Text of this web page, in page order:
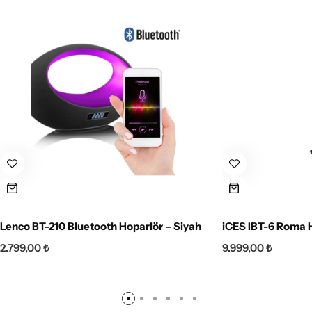
Lenco BT-210 Bluetooth Hoparlör – Siyah
2.799,00₺
iCES IBT-6 Roma
9.999,00₺